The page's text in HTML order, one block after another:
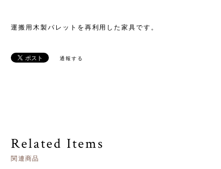
運搬用木製パレットを再利用した家具です。
通報する
Related Items
関連商品